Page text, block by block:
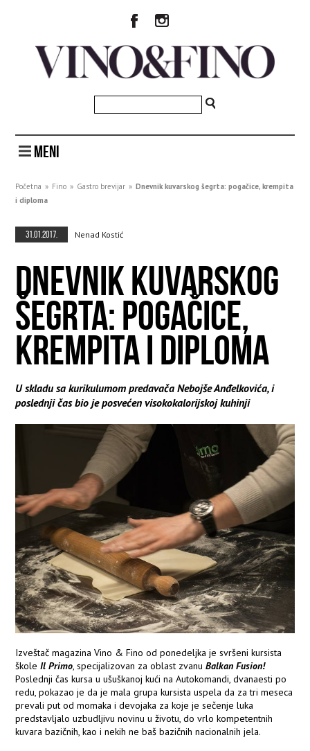
MENI
Početna » Fino » Gastro brevijar » Dnevnik kuvarskog šegrta: pogačice, krempita
i diploma
31.01.2017. Nenad Kostić
DNEVNIK KUVARSKOG
ŠEGRTA: POGAČICE,
KREMPITA I DIPLOMA
U skladu sa kurikulumom predavača Nebojše Anđelkovića, i
poslednji čas bio je posvećen visokokalorijskoj kuhinji
Izveštač magazina Vino & Fino od ponedeljka je svršeni kursista
školeIl Primo, specijalizovan za oblast zvanuBalkan Fusion!
Poslednji čas kursa u ušuškanoj kući na Autokomandi, dvanaesti po
redu, pokazao je da je mala grupa kursista uspela da za tri meseca
prevali put od momaka i devojaka za koje je sečenje luka
predstavljalo uzbudljivu novinu u životu, do vrlo kompetentnih
kuvara bazičnih, kao i nekih ne baš bazičnih nacionalnih jela.